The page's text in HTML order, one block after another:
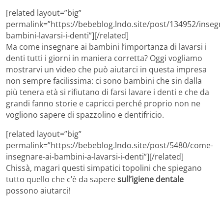
[related layout=”big”
permalink=”https://bebeblog.lndo.site/post/134952/
bambini-lavarsi-i-denti”][/related]
Ma come insegnare ai bambini l’importanza di lavarsi i
denti tutti i giorni in maniera corretta? Oggi vogliamo
mostrarvi un video che può aiutarci in questa impresa
non sempre facilissima: ci sono bambini che sin dalla
più tenera età si rifiutano di farsi lavare i denti e che da
grandi fanno storie e capricci perché proprio non ne
vogliono sapere di spazzolino e dentifricio.
[related layout=”big”
permalink=”https://bebeblog.lndo.site/post/5480/come-
insegnare-ai-bambini-a-lavarsi-i-denti”][/related]
Chissà, magari questi simpatici topolini che spiegano
tutto quello che c’è da saperesull’igiene dentale
possono aiutarci!